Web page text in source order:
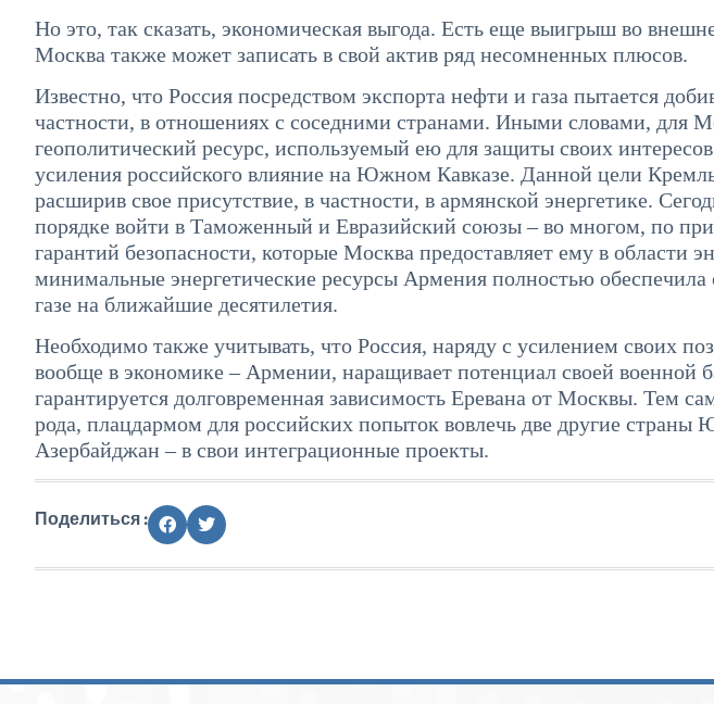
Но это, так сказать, экономическая выгода. Есть еще выигрыш во
Москва также может записать в свой актив ряд несомненных плюсов.
Известно, что Россия посредством экспорта нефти и газа пытается
частности, в отношениях с соседними странами. Иными словами, для
геополитический ресурс, используемый ею для защиты своих
усиления российского влияние на Южном Кавказе. Данной цели
расширив свое присутствие, в частности, в армянской энергетике.
порядке войти в Таможенный и Евразийский союзы – во многом, по
гарантий безопасности, которые Москва предоставляет ему в
минимальные энергетические ресурсы Армения полностью обеспечила
газе на ближайшие десятилетия.
Необходимо также учитывать, что Россия, наряду с усилением своих
вообще в экономике – Армении, наращивает потенциал своей военной
гарантируется долговременная зависимость Еревана от Москвы. Тем
рода, плацдармом для российских попыток вовлечь две другие
Азербайджан – в свои интеграционные проекты.
Поделиться :